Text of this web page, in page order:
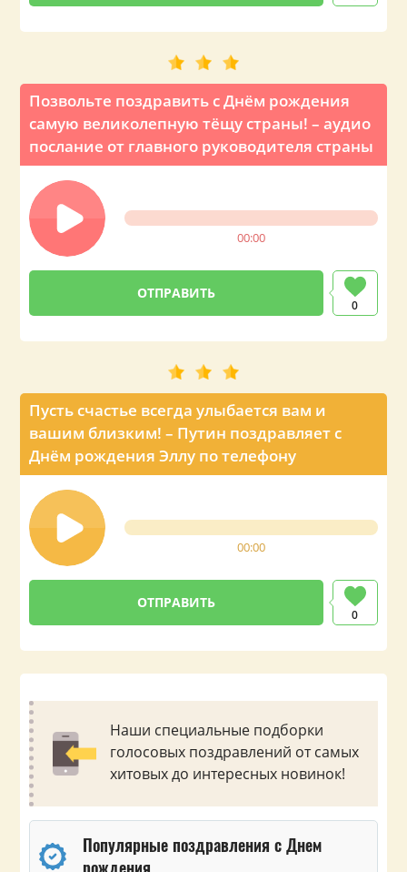
Позвольте поздравить с Днём рождения
самую великолепную тёщу страны! – аудио
послание от главного руководителя страны
00:00
0
Пусть счастье всегда улыбается вам и
вашим близким! – Путин поздравляет с
Днём рождения Эллу по телефону
00:00
0
Наши специальные подборки
голосовых поздравлений от самых
хитовых до интересных новинок!
Популярные поздравления с Днем